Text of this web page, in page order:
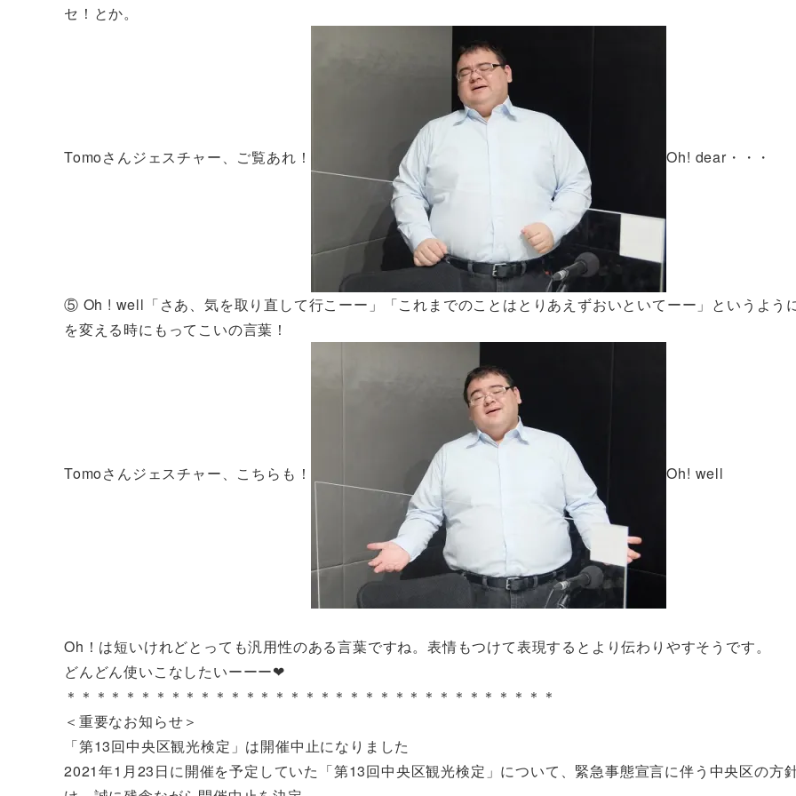
セ！とか。
Tomoさんジェスチャー、ご覧あれ！ Oh! dear・・・
⑤ Oh ! well「さあ、気を取り直して行こーー」「これまでのことはとりあえずおいといてーー」というよう
を変える時にもってこいの言葉！
Tomoさんジェスチャー、こちらも！ Oh! well
Oh！は短いけれどとっても汎用性のある言葉ですね。表情もつけて表現するとより伝わりやすそうです。
どんどん使いこなしたいーーー❤
＊＊＊＊＊＊＊＊＊＊＊＊＊＊＊＊＊＊＊＊＊＊＊＊＊＊＊＊＊＊＊＊＊
＜重要なお知らせ＞
「第13回中央区観光検定」は開催中止になりました
2021年1月23日に開催を予定していた「第13回中央区観光検定」について、緊急事態宣言に伴う中央区の方